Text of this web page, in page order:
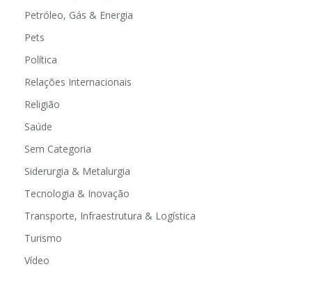
Petróleo, Gás & Energia
Pets
Política
Relações Internacionais
Religião
Saúde
Sem Categoria
Siderurgia & Metalurgia
Tecnologia & Inovação
Transporte, Infraestrutura & Logística
Turismo
Vídeo